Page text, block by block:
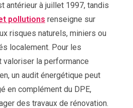
antérieur à juillet 1997, tandis
pollutions renseigne sur
risques naturels, miniers ou
localement. Pour les
la performance
un audit énergétique peut
en complément du DPE,
des travaux de rénovation.